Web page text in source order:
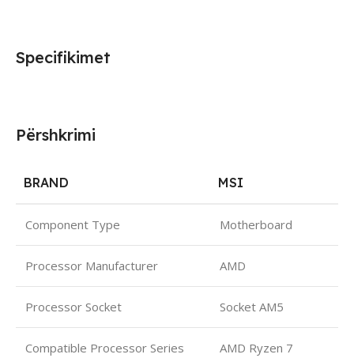
Përshkrimi
BRAND MSI
Component Type Motherboard
Processor Manufacturer AMD
Processor Socket Socket AM5
Compatible Processor Series AMD Ryzen 7
Specifikimet